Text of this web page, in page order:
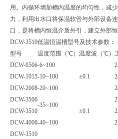
用。内循环增加槽内温度的均匀性，减
力，利用出水口将保温软管与外部设备
口，是将槽内恒温介质外引，建立外部恒
DCW-3510低温恒温槽型号及技术参数：
型号
温度范围（℃） 温度波（℃）
DCW-0506-6~100
±0.1
DCW-1015-10~100
DCW-2008-20~100
DCW-3506
-35~100
±0.1
DCW-3510
DCW-4006-40~100
DCW-3510